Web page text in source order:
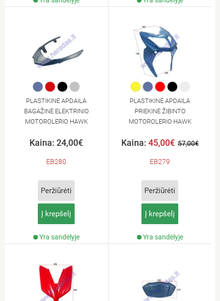
PLASTIKINĖ APDAILA
BAGAŽINĖ ELEKTRINIO
MOTOROLERIO HAWK
Kaina: 24,00€
EB280
Peržiūrėti
Į krepšelį
Yra sandėlyje
PLASTIKINĖ APDAILA
PRIEKINĖ ŽIBINTO
MOTOROLERIO HAWK
Kaina: 45,00€ 57,00€
EB279
Peržiūrėti
Į krepšelį
Yra sandėlyje